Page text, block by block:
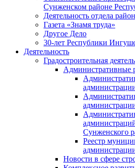
Сунженском районе
Деятельность отдела
Газета «Знамя труда»
Другое Дело
30-лет Республики
Деятельность
Градостроительная
Административные
Сунженского
Реестр
Новости в сфере